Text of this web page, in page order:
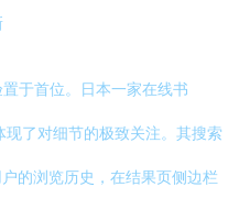
于首位。日本一家在线书
现了对细节的极致关注。其搜索
的浏览历史，在结果页侧边栏